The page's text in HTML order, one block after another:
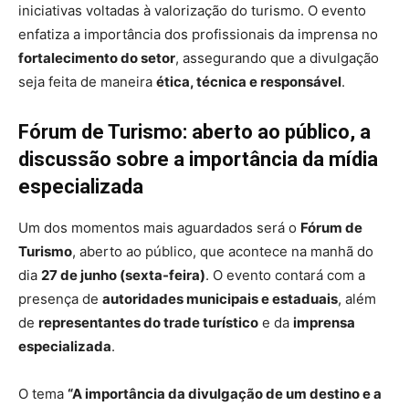
iniciativas voltadas à valorização do turismo. O evento
enfatiza a importância dos profissionais da imprensa no
fortalecimento do setor, assegurando que a divulgação
seja feita de maneira ética, técnica e responsável.
Fórum de Turismo: aberto ao público, a
discussão sobre a importância da mídia
especializada
Um dos momentos mais aguardados será o Fórum de
Turismo, aberto ao público, que acontece na manhã do
dia 27 de junho (sexta-feira). O evento contará com a
presença de autoridades municipais e estaduais, além
de representantes do trade turístico e da imprensa
especializada.
O tema “A importância da divulgação de um destino e a